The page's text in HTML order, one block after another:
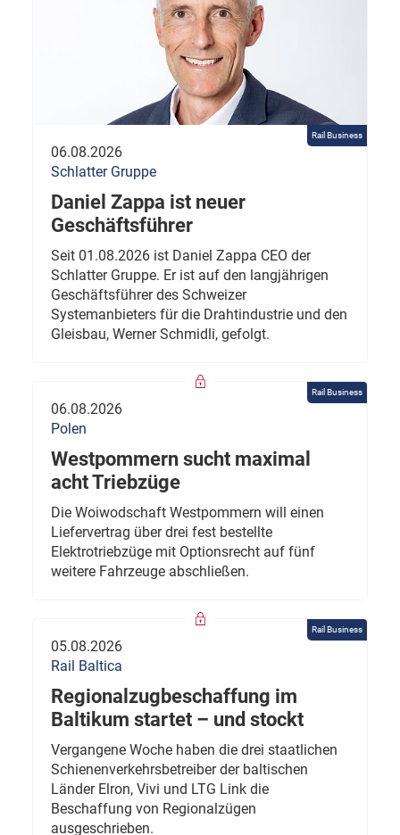
Rail Business
06.08.2026
Schlatter Gruppe
Daniel Zappa ist neuer
Geschäftsführer
Seit 01.08.2026 ist Daniel Zappa CEO der
Schlatter Gruppe. Er ist auf den langjährigen
Geschäftsführer des Schweizer
Systemanbieters für die Drahtindustrie und den
Gleisbau, Werner Schmidli, gefolgt.
Rail Business
06.08.2026
Polen
Westpommern sucht maximal
acht Triebzüge
Die Woiwodschaft Westpommern will einen
Liefervertrag über drei fest bestellte
Elektrotriebzüge mit Optionsrecht auf fünf
weitere Fahrzeuge abschließen.
Rail Business
05.08.2026
Rail Baltica
Regionalzugbeschaffung im
Baltikum startet – und stockt
Vergangene Woche haben die drei staatlichen
Schienenverkehrsbetreiber der baltischen
Länder Elron, Vivi und LTG Link die
Beschaffung von Regionalzügen
ausgeschrieben.